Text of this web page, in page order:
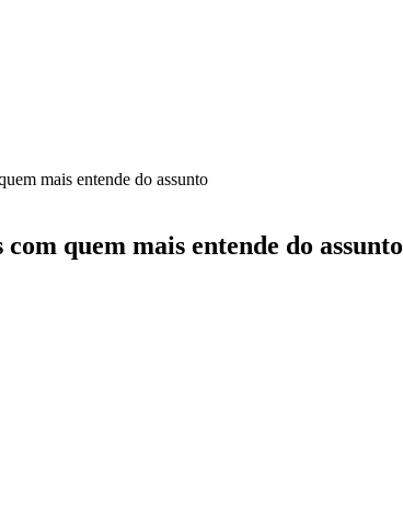
mais entende do assunto
quem mais entende do assunto